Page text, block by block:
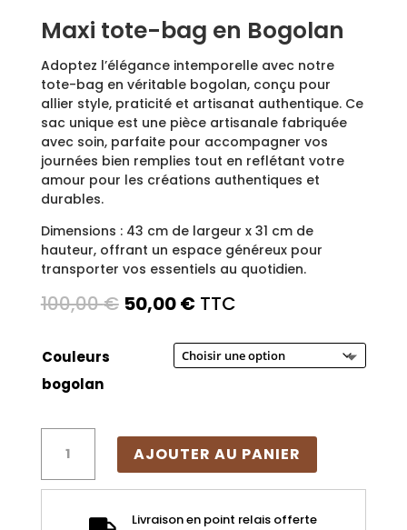
Maxi tote-bag en Bogolan
Adoptez l’élégance intemporelle avec notre
tote-bag en véritable bogolan, conçu pour
allier style, praticité et artisanat authentique. Ce
sac unique est une pièce artisanale fabriquée
avec soin, parfaite pour accompagner vos
journées bien remplies tout en reflétant votre
amour pour les créations authentiques et
durables.
Dimensions : 43 cm de largeur x 31 cm de
hauteur, offrant un espace généreux pour
transporter vos essentiels au quotidien.
100,00€ Le
50,00€Le
actuel
est :
TTC
Couleurs
bogolan
Maxi
AJOUTER AU PANIER
Livraison en point relais offerte